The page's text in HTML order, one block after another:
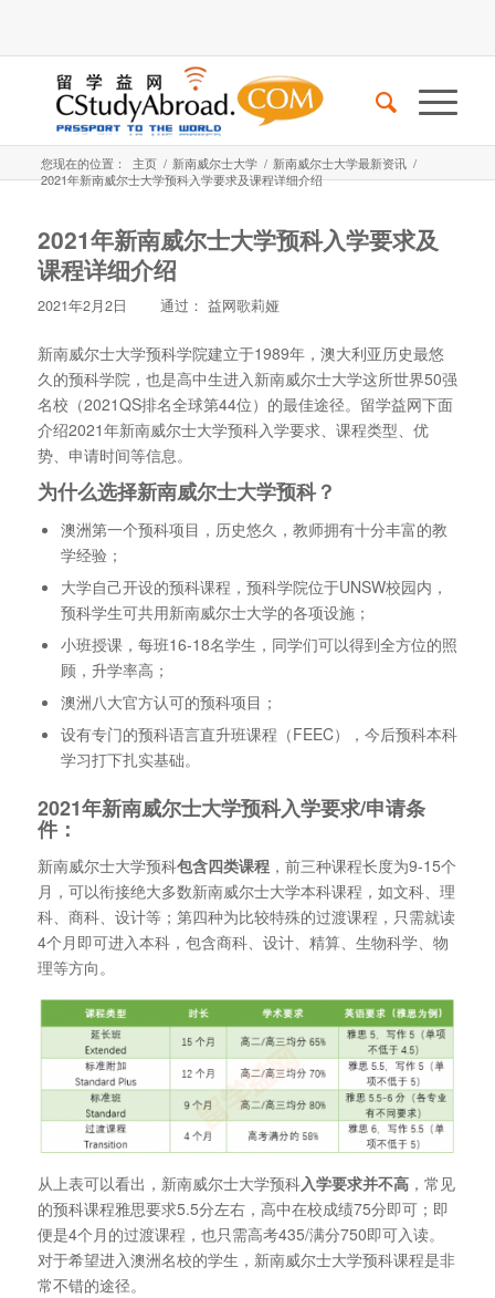
您现在的位置： 主页 / 新南威尔士大学 / 新南威尔士大学最新资讯 /
2021年新南威尔士大学预科入学要求及课程详细介绍
2021年新南威尔士大学预科入学要求及
课程详细介绍
2021年2月2日 通过： 益网歌莉娅
新南威尔士大学预科学院建立于1989年，澳大利亚历史最悠
久的预科学院，也是高中生进入新南威尔士大学这所世界50强
名校（2021QS排名全球第44位）的最佳途径。留学益网下面
介绍2021年新南威尔士大学预科入学要求、课程类型、优
势、申请时间等信息。
为什么选择新南威尔士大学预科？
澳洲第一个预科项目，历史悠久，教师拥有十分丰富的教
学经验；
大学自己开设的预科课程，预科学院位于UNSW校园内，
预科学生可共用新南威尔士大学的各项设施；
小班授课，每班16-18名学生，同学们可以得到全方位的照
顾，升学率高；
澳洲八大官方认可的预科项目；
设有专门的预科语言直升班课程（FEEC），今后预科本科
学习打下扎实基础。
2021年新南威尔士大学预科入学要求/申请条
件：
新南威尔士大学预科包含四类课程，前三种课程长度为9-15个
月，可以衔接绝大多数新南威尔士大学本科课程，如文科、理
科、商科、设计等；第四种为比较特殊的过渡课程，只需就读
4个月即可进入本科，包含商科、设计、精算、生物科学、物
理等方向。
从上表可以看出，新南威尔士大学预科入学要求并不高，常见
的预科课程雅思要求5.5分左右，高中在校成绩75分即可；即
便是4个月的过渡课程，也只需高考435/满分750即可入读。
对于希望进入澳洲名校的学生，新南威尔士大学预科课程是非
常不错的途径。